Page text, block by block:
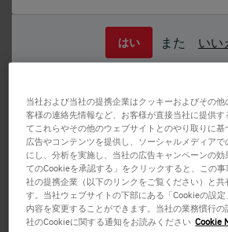
はい また いい
Polymer Refine Detection.
BOND EBER Probe
BOND ISH probes are provided in a
their use has been validated together
and BOND Polymer Refine detection
depend on. Turnaround time is rapid –
当社および当社の提携企業はクッキーおよびその
客様の連絡先情報など、お客様が直接当社に提供す
てこれらやその他のウェブサイトとのやり取りに
広告やコンテンツを提供し、ソーシャルメディア
にし、分析を実施し、当社の広告キャンペーンの
てのCookieを承認する」をクリックすると、この
社の提携企業（以下のリンクをご覧ください）と共
す。当社ウェブサイトの下部にある「Cookieの設
内容を変更することができます。当社の業務慣行
社のCookieに関する通知をお読みください Cookie